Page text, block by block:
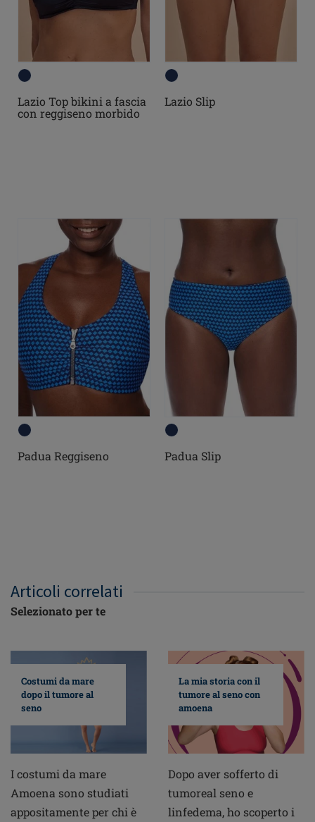
Lazio Top bikini a fascia
con reggiseno morbido
Lazio Slip
Padua Reggiseno Padua Slip
Articoli correlati
Selezionato per te
Costumi da mare
dopo il tumore al
seno
I costumi da mare
Amoena sono studiati
appositamente per chi è
La mia storia con il
tumore al seno con
amoena
Dopo aver sofferto di
tumoreal seno e
linfedema, ho scoperto i